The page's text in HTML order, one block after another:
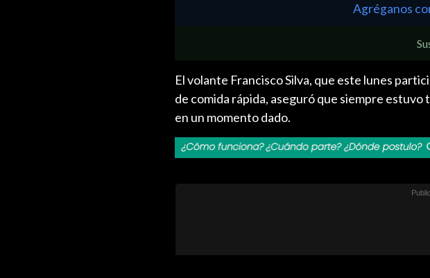
Agréganos
El volante Francisco Silva, que este lunes
de comida rápida, aseguró que siempre
en un momento dado.